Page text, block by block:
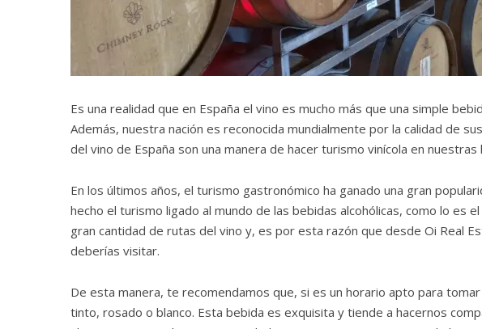
Es una realidad que en España el vino es mucho más que una simple
Además, nuestra nación es reconocida mundialmente por la calidad de
del vino de España son una manera de hacer turismo vinícola en
En los últimos años, el turismo gastronómico ha ganado una gran
hecho el turismo ligado al mundo de las bebidas alcohólicas, como lo es
gran cantidad de rutas del vino y, es por esta razón que desde Oi Real
deberías visitar.
De esta manera, te recomendamos que, si es un horario apto para
tinto, rosado o blanco. Esta bebida es exquisita y tiende a hacernos